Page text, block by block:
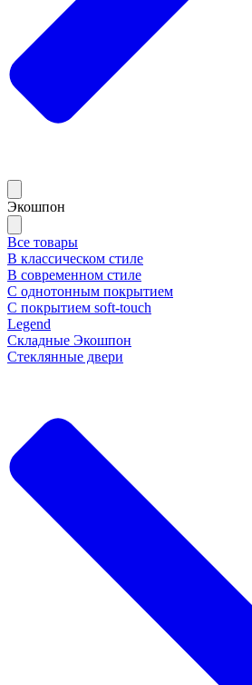
Экошпон
Все товары
В классическом стиле
В современном стиле
С однотонным покрытием
С покрытием soft-touch
Legend
Складные Экошпон
Стеклянные двери